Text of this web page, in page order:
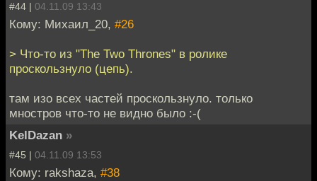
#44 | 04.11.09 13:43
Кому: Михаил_20, #26
> Что-то из "The Two Thrones" в ролике
проскользнуло (цепь).
там изо всех частей проскользнуло. только
мностров что-то не видно было :-(
KelDazan »
#45 | 04.11.09 13:53
Кому: rakshaza, #38